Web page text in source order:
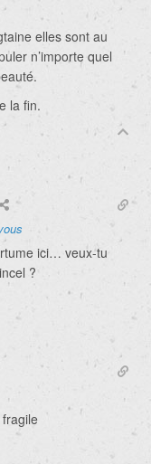
elles sont au
n’importe quel
la fin.
ici… veux-tu
?